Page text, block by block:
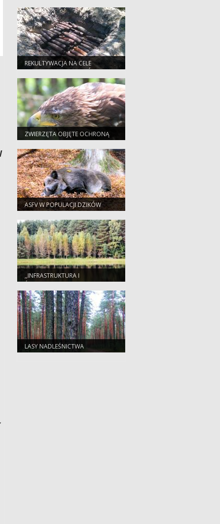
REKULTYWACJA NA CELE
PRZYRODNICZE TERENÓW
ZDEGRADOWANYCH,
POPOLIGONOWYCH I
POWOJSKOWYCH
ZARZĄDZANYCH PRZEZ PGL LP
ZWIERZĘTA OBJĘTE OCHRONĄ
ASFV W POPULACJI DZIKÓW
,,INFRASTRUKTURA I
ŚRODOWISKO 2007-2013".
„ZWIĘKSZANIE MOŻLIWOŚCI
RETENCYJNYCH ORAZ
PRZECIWDZIAŁANIE POWODZI I
SUSZY W EKOSYSTEMACH
LEŚNYCH NA TERENACH
NIZINNYCH"
LASY NADLEŚNICTWA
BOLESŁAWIEC